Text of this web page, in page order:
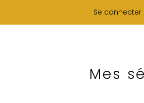
Se connecter
Mes